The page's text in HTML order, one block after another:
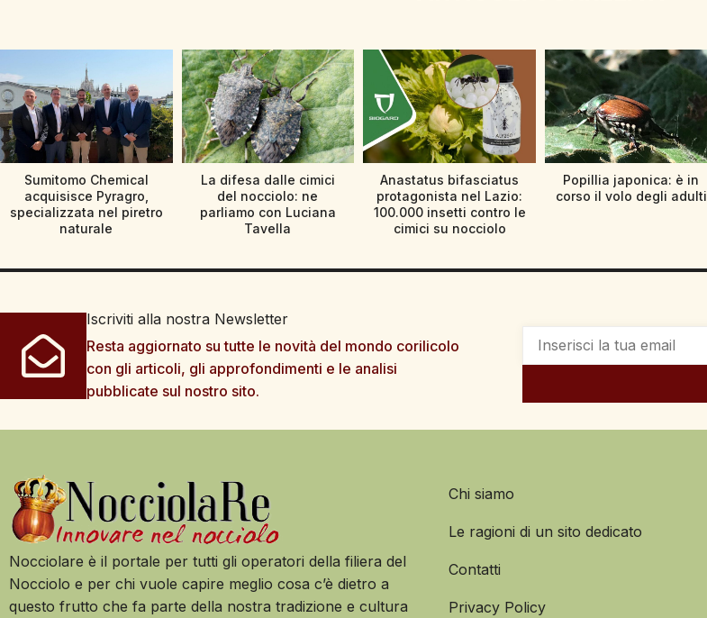
Sumitomo Chemical
acquisisce Pyragro,
specializzata nel piretro
naturale
La difesa dalle cimici
del nocciolo: ne
parliamo con Luciana
Tavella
Anastatus bifasciatus
protagonista nel Lazio:
100.000 insetti contro le
cimici su nocciolo
Popillia japonica: è in
corso il volo degli adulti
Iscriviti alla nostra Newsletter
Resta aggiornato su tutte le novità del mondo corilicolo
con gli articoli, gli approfondimenti e le analisi
pubblicate sul nostro sito.
Nocciolare è il portale per tutti gli operatori della filiera del
Nocciolo e per chi vuole capire meglio cosa c’è dietro a
questo frutto che fa parte della nostra tradizione e cultura
Chi siamo
Le ragioni di un sito dedicato
Contatti
Privacy Policy